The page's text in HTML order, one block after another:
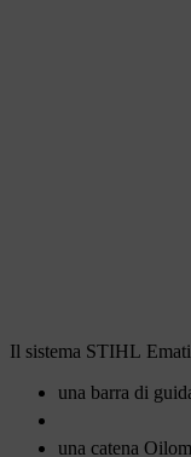
Il sistema STIHL
una barra di
una catena